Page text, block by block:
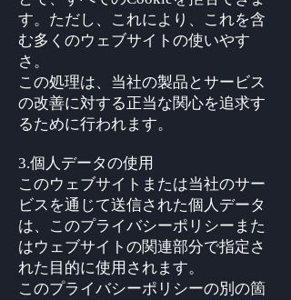
す。ただし、これにより、これを含
む多くのウェブサイトの使いやす
さ。
この処理は、当社の製品とサービス
の改善に対する正当な関心を追求す
るために行われます。
3.個人データの使用
このウェブサイトまたは当社のサー
ビスを通じて送信された個人データ
は、このプライバシーポリシーまた
はウェブサイトの関連部分で指定さ
れた目的に使用されます。
このプライバシーポリシーの別の箇